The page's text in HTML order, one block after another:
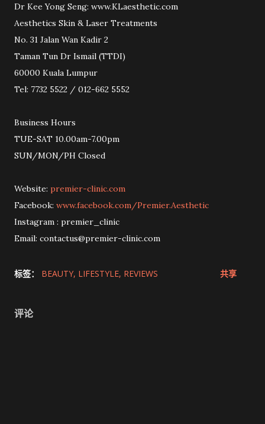
Dr Kee Yong Seng: www.KLaesthetic.com
Aesthetics Skin & Laser Treatments
No. 31 Jalan Wan Kadir 2
Taman Tun Dr Ismail (TTDI)
60000 Kuala Lumpur
Tel: 7732 5522 / 012-662 5552
Business Hours
TUE-SAT 10.00am-7.00pm
SUN/MON/PH Closed
Website: premier-clinic.com
Facebook: www.facebook.com/Premier.Aesthetic
Instagram : premier_clinic
Email: contactus@premier-clinic.com
标签： BEAUTY LIFESTYLE REVIEWS 共享
评论